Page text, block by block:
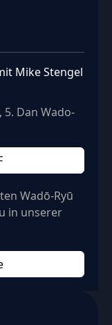
Mike Stengel
5. Dan Wado-
Wadō‑Ryū
in unserer